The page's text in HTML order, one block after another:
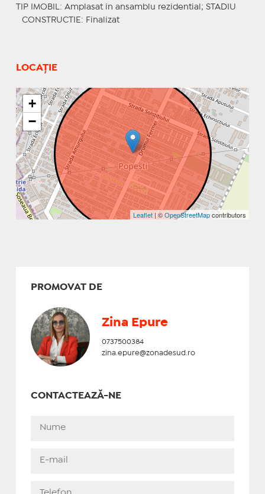
TIP IMOBIL : Amplasat in ansamblu rezidential; STADIU
CONSTRUCTIE : Finalizat
LOCAȚIE
+
−
Leaflet | ©OpenStreetMapcontributors
PROMOVAT DE
Zina Epure
0737500384
zina.epure@zonadesud.ro
CONTACTEAZĂ-NE